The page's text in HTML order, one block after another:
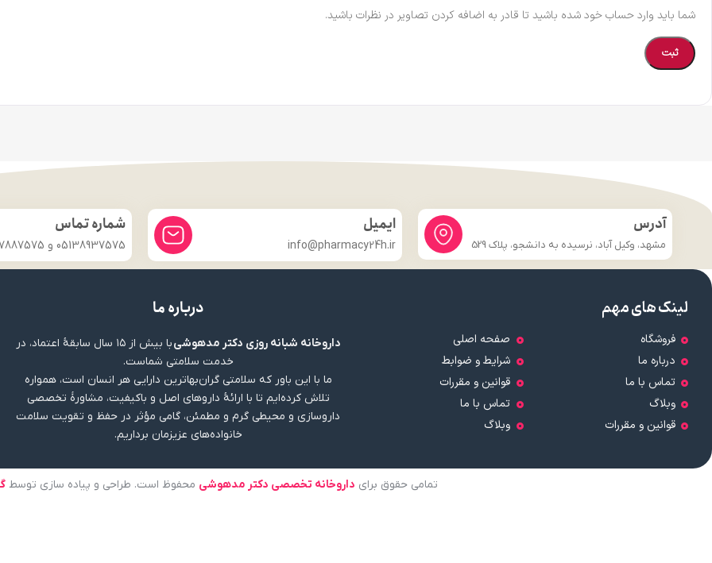
شما باید وارد حساب خود شده باشید تا قادر به اضافه کردن تصاویر در نظرات باشید.
آدرس
مشهد، وکیل آباد، نرسیده به دانشجو، پلاک 529
ایمیل
info@pharmacy24h.ir
شماره تماس
05138937575 و 09357887575
لینک های مهم
فروشگاه
درباره ما
تماس با ما
وبلاگ
قوانین و مقررات
صفحه اصلی
شرایط و ضوابط
قوانین و مقررات
تماس با ما
وبلاگ
درباره ما
داروخانه شبانه روزی دکتر مدهوشی
با بیش از ۱۵ سال سابقهٔ اعتماد، در
خدمت سلامتی شماست.
ما با این باور که سلامتی گران‌بهاترین دارایی هر انسان است، همواره
تلاش کرده‌ایم تا با ارائهٔ داروهای اصل و باکیفیت، مشاورهٔ تخصصی
داروسازی و محیطی گرم و مطمئن، گامی مؤثر در حفظ و تقویت سلامت
خانواده‌های عزیزمان برداریم.
تمامی حقوق برای داروخانه تخصصی دکتر مدهوشی محفوظ است. طراحی و پیاده سازی توسط